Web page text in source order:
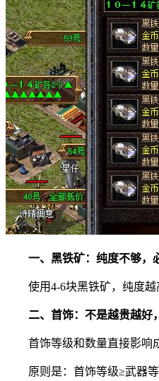
一、黑铁矿：纯度不够，
使用4-6块黑铁矿，纯度越
二、首饰：不是越贵越好
首饰等级和数量直接影响
原则是：首饰等级≥武器